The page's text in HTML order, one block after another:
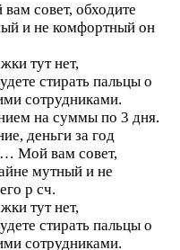
совет, обходите
и не комфортный он
тут нет,
стирать пальцы о
сотрудниками.
на суммы по 3 дня.
деньги за год
Мой вам совет,
мутный и не
р сч.
тут нет,
стирать пальцы о
сотрудниками.